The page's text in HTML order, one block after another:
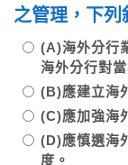
之管理，下列
(A)海外分行
海外分行對
(B)應建立海
(C)應加強海
(D)應慎選海
度。